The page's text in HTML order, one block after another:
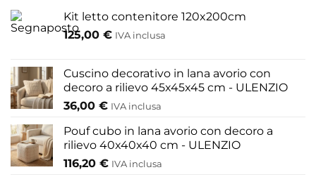
opzioni
essere
nella
pagina
del
prodotto
Kit letto contenitore 120x200cm
125,00 € IVA inclusa
Cuscino decorativo in lana avorio con
decoro a rilievo 45x45x45 cm - ULENZIO
36,00 € IVA inclusa
Pouf cubo in lana avorio con decoro a
rilievo 40x40x40 cm - ULENZIO
116,20 € IVA inclusa